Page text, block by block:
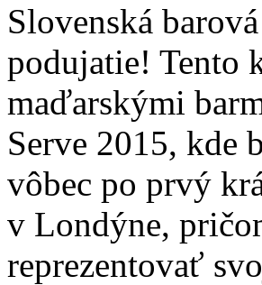
Slovenská
podujatie! Tento
maďarskými
Serve 2015, kde
vôbec po prvý
v Londýne,
reprezentovať